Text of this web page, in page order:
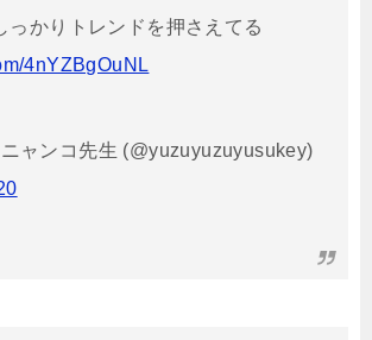
っかりトレンドを押さえてる
4nYZBgOuNL
ャンコ先生 (@yuzuyuzuyusukey)